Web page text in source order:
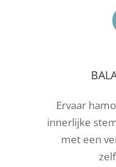
Ervaar
innerlijke
met een